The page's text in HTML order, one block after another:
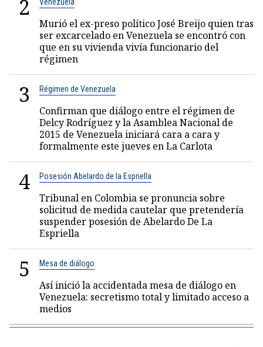
2
Murió el ex-preso político José Breijo quien tras
ser excarcelado en Venezuela se encontró con
que en su vivienda vivía funcionario del
régimen
3 Régimen de Venezuela
Confirman que diálogo entre el régimen de
Delcy Rodríguez y la Asamblea Nacional de
2015 de Venezuela iniciará cara a cara y
formalmente este jueves en La Carlota
4 Posesión Abelardo de la Espriella
Tribunal en Colombia se pronuncia sobre
solicitud de medida cautelar que pretendería
suspender posesión de Abelardo De La
Espriella
5 Mesa de diálogo
Así inició la accidentada mesa de diálogo en
Venezuela: secretismo total y limitado acceso a
medios